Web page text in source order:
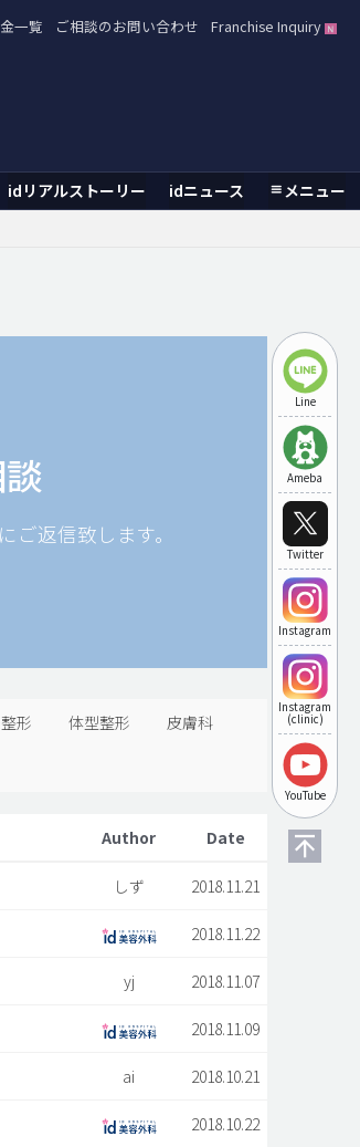
一覧 ご相談のお問い合わせ Franchise Inquiry
idリアルストーリー idニュース メニュー
Line
Ameba
Twitter
Instagram
Instagram
(clinic)
YouTube
返信致します。
形 体型整形 皮膚科
Author Date
しず 2018.11.21
2018.11.22
yj 2018.11.07
2018.11.09
ai 2018.10.21
2018.10.22